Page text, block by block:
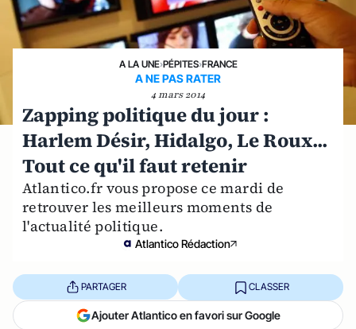
A LA UNE›PÉPITES›FRANCE
A NE PAS RATER
4 mars 2014
Zapping politique du jour :
Harlem Désir, Hidalgo, Le Roux...
Tout ce qu'il faut retenir
Atlantico.fr vous propose ce mardi de
retrouver les meilleurs moments de
l'actualité politique.
Atlantico Rédaction
PARTAGER CLASSER
Ajouter Atlantico en favori sur Google